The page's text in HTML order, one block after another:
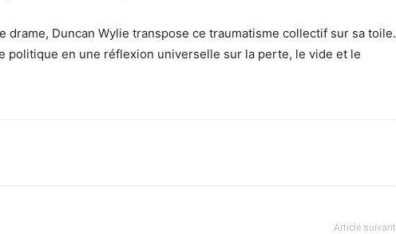
drame, Duncan Wylie transpose ce traumatisme collectif sur sa toile.
politique en une réflexion universelle sur la perte, le vide et le
Article suivant